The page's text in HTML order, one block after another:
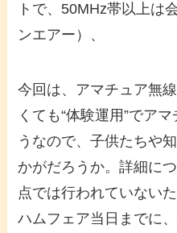
トで、50MHz帯以上は
ンエアー）、
今回は、アマチュア無
くても“体験運用”でア
うなので、子供たちや
かがだろうか。詳細に
点では行われていない
ハムフェア当日までに